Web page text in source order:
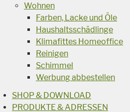
Wohnen
Farben, Lacke und Öle
Haushaltsschädlinge
Klimafittes Homeoffice
Reinigen
Schimmel
Werbung abbestellen
SHOP & DOWNLOAD
PRODUKTE & ADRESSEN